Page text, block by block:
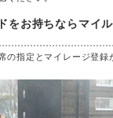
をお持ちならマイ
の指定とマイレージ登録